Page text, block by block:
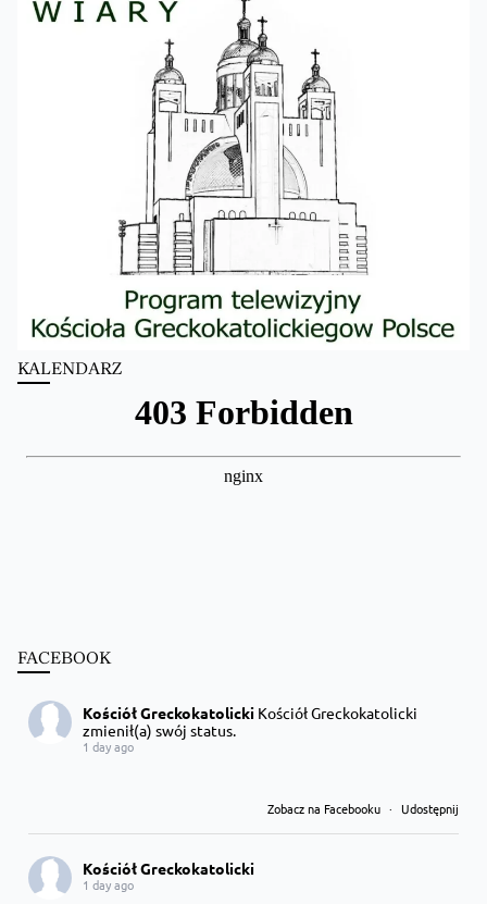
KALENDARZ
FACEBOOK
Kościół Greckokatolicki Kościół Greckokatolicki
zmienił(a) swój status.
1 day ago
Zobacz na Facebooku · Udostępnij
Kościół Greckokatolicki
1 day ago